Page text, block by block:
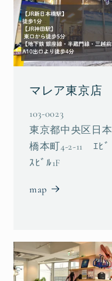
マレア東京店
103-0023
東京都中央区日本
橋本町4-2-11 ｴﾋﾞ
ｽﾋﾞﾙ1F
map